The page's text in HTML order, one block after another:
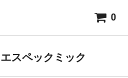
0
スペックミック